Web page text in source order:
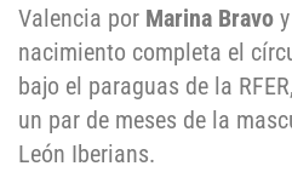
Valencia por Marina Bravo y
nacimiento completa el
bajo el paraguas de la
un par de meses de la
León Iberians.